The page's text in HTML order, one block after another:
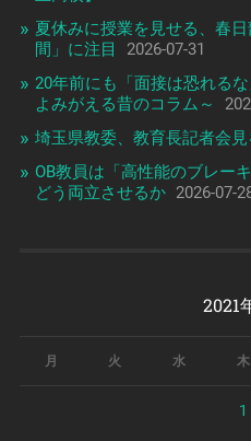
夏休みに授業を見せる、春
間」に注目
2026-07-31
20年前にも「面接は恐れる
よみがえる昔のコラム～
埼玉県教委、教育長記者会
OB教員は「高性能のブレー
どう両立させるか 2026-07-
2021
月 火 水 木
1